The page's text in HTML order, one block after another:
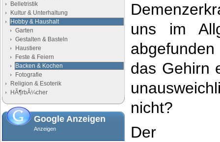
Belletristik
Kultur & Unterhaltung
Hobby & Haushalt
Garten
Gestalten & Basteln
Haustiere
Feste & Feiern
Backen & Kochen
Fotografie
Religion & Esoterik
HÃ¶rbÃ¼cher
Google Anzeigen
Anzeigen
uns im
das Gehirn
nicht?
Der